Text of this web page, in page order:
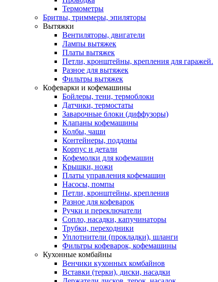
Термометры
Бритвы, триммеры, эпиляторы
Вытяжки
Вентиляторы, двигатели
Лампы вытяжек
Платы вытяжек
Петли, кронштейны, крепления для гаражей.
Разное для вытяжек
Фильтры вытяжек
Кофеварки и кофемашины
Бойлеры, тени, термоблоки
Датчики, термостаты
Заварочные блоки (диффузоры)
Клапаны кофемашины
Колбы, чаши
Контейнеры, поддоны
Корпус и детали
Кофемолки для кофемашин
Крышки, ножи
Платы управления кофемашин
Насосы, помпы
Петли, кронштейны, крепления
Разное для кофеварок
Ручки и переключатели
Сопло, насадки, капучинаторы
Трубки, переходники
Уплотнители (прокладки), шланги
Фильтры кофеварок, кофемашины
Кухонные комбайны
Венчики кухонных комбайнов
Вставки (терки), диски, насадки